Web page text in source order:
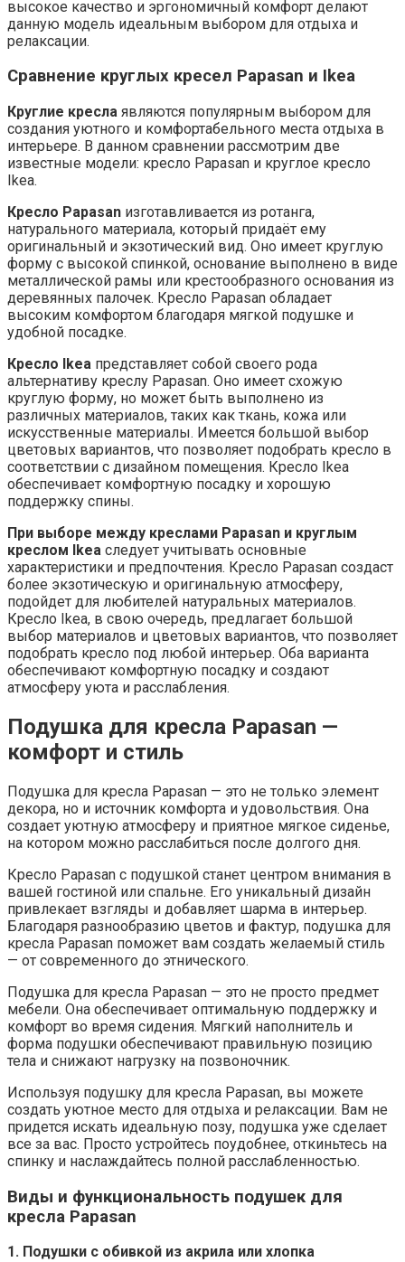
высокое качество и эргономичный комфорт делают
данную модель идеальным выбором для отдыха и
релаксации.
Сравнение круглых кресел Papasan и Ikea
Круглие кресла являются популярным выбором для
создания уютного и комфортабельного места отдыха в
интерьере. В данном сравнении рассмотрим две
известные модели: кресло Papasan и круглое кресло
Ikea.
Кресло Papasan изготавливается из ротанга,
натурального материала, который придаёт ему
оригинальный и экзотический вид. Оно имеет круглую
форму с высокой спинкой, основание выполнено в виде
металлической рамы или крестообразного основания из
деревянных палочек. Кресло Papasan обладает
высоким комфортом благодаря мягкой подушке и
удобной посадке.
Кресло Ikea представляет собой своего рода
альтернативу креслу Papasan. Оно имеет схожую
круглую форму, но может быть выполнено из
различных материалов, таких как ткань, кожа или
искусственные материалы. Имеется большой выбор
цветовых вариантов, что позволяет подобрать кресло в
соответствии с дизайном помещения. Кресло Ikea
обеспечивает комфортную посадку и хорошую
поддержку спины.
При выборе между креслами Papasan и круглым
креслом Ikea следует учитывать основные
характеристики и предпочтения. Кресло Papasan создаст
более экзотическую и оригинальную атмосферу,
подойдет для любителей натуральных материалов.
Кресло Ikea, в свою очередь, предлагает большой
выбор материалов и цветовых вариантов, что позволяет
подобрать кресло под любой интерьер. Оба варианта
обеспечивают комфортную посадку и создают
атмосферу уюта и расслабления.
Подушка для кресла Papasan —
комфорт и стиль
Подушка для кресла Papasan — это не только элемент
декора, но и источник комфорта и удовольствия. Она
создает уютную атмосферу и приятное мягкое сиденье,
на котором можно расслабиться после долгого дня.
Кресло Papasan с подушкой станет центром внимания в
вашей гостиной или спальне. Его уникальный дизайн
привлекает взгляды и добавляет шарма в интерьер.
Благодаря разнообразию цветов и фактур, подушка для
кресла Papasan поможет вам создать желаемый стиль
— от современного до этнического.
Подушка для кресла Papasan — это не просто предмет
мебели. Она обеспечивает оптимальную поддержку и
комфорт во время сидения. Мягкий наполнитель и
форма подушки обеспечивают правильную позицию
тела и снижают нагрузку на позвоночник.
Используя подушку для кресла Papasan, вы можете
создать уютное место для отдыха и релаксации. Вам не
придется искать идеальную позу, подушка уже сделает
все за вас. Просто устройтесь поудобнее, откиньтесь на
спинку и наслаждайтесь полной расслабленностью.
Виды и функциональность подушек для
кресла Papasan
1. Подушки с обивкой из акрила или хлопка